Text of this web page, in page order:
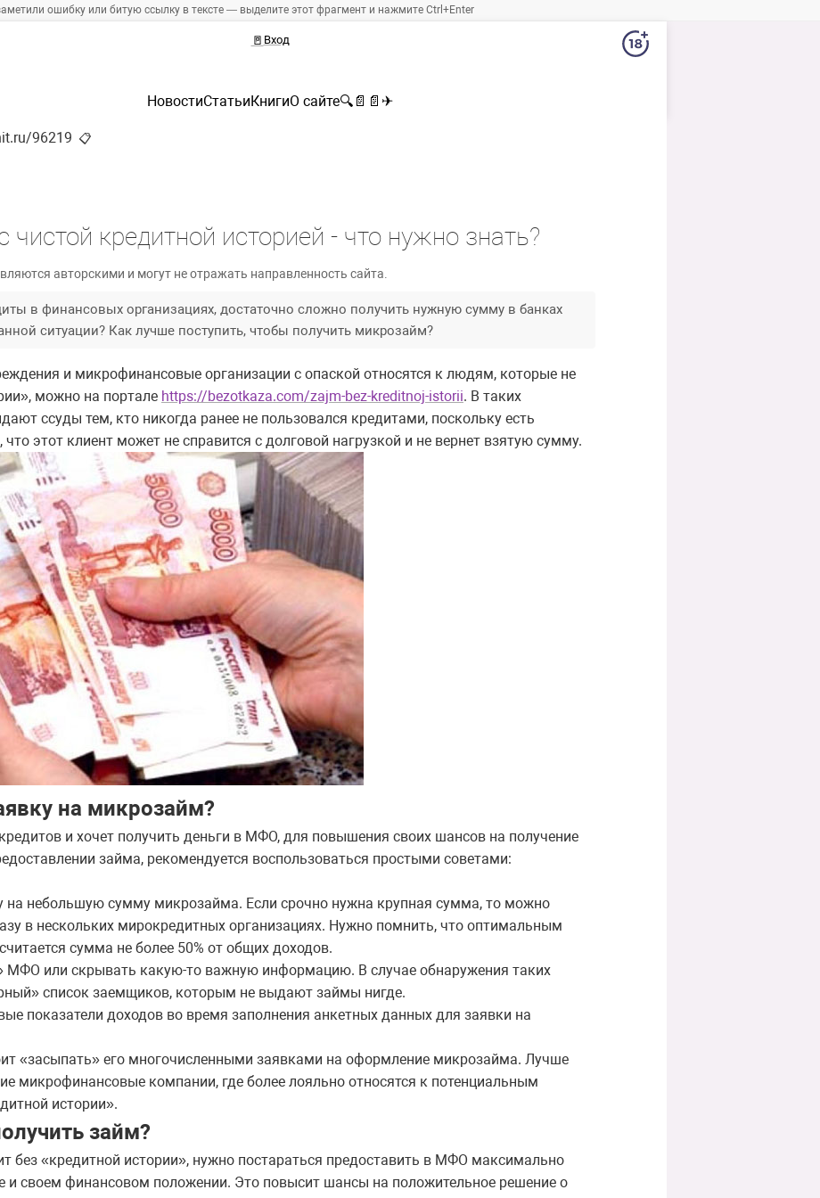
ошибку или битую ссылку в тексте — выделите этот фрагмент и нажмите Ctrl+Enter
🚪 Вход
НовостиСтатьиКнигиО сайте🔍 📄 📄 ✈
96219 📋
кредитной историей - что нужно знать?
авторскими и могут не отражать направленность сайта.
в финансовых организациях, достаточно сложно получить нужную сумму в банках
ситуации? Как лучше поступить, чтобы получить микрозайм?
и микрофинансовые организации с опаской относятся к людям, которые не
можно на портале https://bezotkaza.com/zajm-bez-kreditnoj-istorii. В таких
ссуды тем, кто никогда ранее не пользовался кредитами, поскольку есть
этот клиент может не справится с долговой нагрузкой и не вернет взятую сумму.
на микрозайм?
и хочет получить деньги в МФО, для повышения своих шансов на получение
займа, рекомендуется воспользоваться простыми советами:
на небольшую сумму микрозайма. Если срочно нужна крупная сумма, то можно
в нескольких мирокредитных организациях. Нужно помнить, что оптимальным
сумма не более 50% от общих доходов.
МФО или скрывать какую-то важную информацию. В случае обнаружения таких
список заемщиков, которым не выдают займы нигде.
показатели доходов во время заполнения анкетных данных для заявки на
«засыпать» его многочисленными заявками на оформление микрозайма. Лучше
микрофинансовые компании, где более лояльно относятся к потенциальным
истории».
займ?
без «кредитной истории», нужно постараться предоставить в МФО максимально
своем финансовом положении. Это повысит шансы на положительное решение о